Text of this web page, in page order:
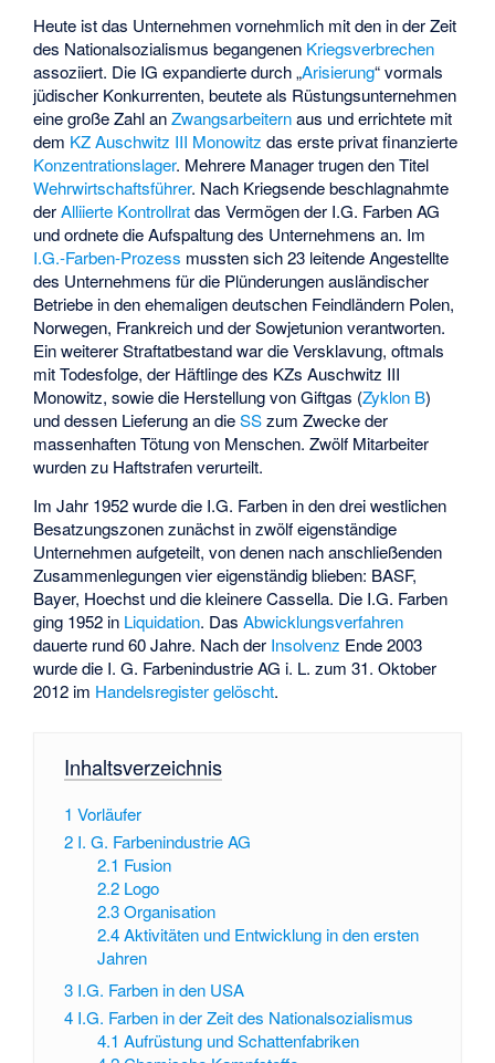
Heute ist das Unternehmen vornehmlich mit den in der Zeit
des Nationalsozialismus begangenen Kriegsverbrechen
assoziiert. Die IG expandierte durch „Arisierung“ vormals
jüdischer Konkurrenten, beutete als Rüstungsunternehmen
eine große Zahl anZwangsarbeiternaus und errichtete mit
dem KZ Auschwitz III Monowitz das erste privat finanzierte
Konzentrationslager. Mehrere Manager trugen den Titel
Wehrwirtschaftsführer. Nach Kriegsende beschlagnahmte
derAlliierte Kontrollratdas Vermögen der I.G. Farben AG
und ordnete die Aufspaltung des Unternehmens an. Im
I.G.-Farben-Prozess mussten sich 23 leitende Angestellte
des Unternehmens für die Plünderungen ausländischer
Betriebe in den ehemaligen deutschen Feindländern Polen,
Norwegen, Frankreich und der Sowjetunion verantworten.
Ein weiterer Straftatbestand war die Versklavung, oftmals
mit Todesfolge, der Häftlinge des KZs Auschwitz III
Monowitz, sowie die Herstellung von Giftgas (Zyklon B)
und dessen Lieferung an dieSSzum Zwecke der
massenhaften Tötung von Menschen. Zwölf Mitarbeiter
wurden zu Haftstrafen verurteilt.
Im Jahr 1952 wurde die I.G. Farben in den drei westlichen
Besatzungszonen zunächst in zwölf eigenständige
Unternehmen aufgeteilt, von denen nach anschließenden
Zusammenlegungen vier eigenständig blieben: BASF,
Bayer, Hoechst und die kleinere Cassella. Die I.G. Farben
ging 1952 in Liquidation. DasAbwicklungsverfahren
dauerte rund 60 Jahre. Nach der Insolvenz Ende 2003
wurde die I. G. Farbenindustrie AG i. L. zum 31. Oktober
2012 im Handelsregister gelöscht.
Inhaltsverzeichnis
1 Vorläufer
2 I. G. Farbenindustrie AG
2.1 Fusion
2.2 Logo
2.3 Organisation
2.4 Aktivitäten und Entwicklung in den ersten
Jahren
3 I.G. Farben in den USA
4 I.G. Farben in der Zeit des Nationalsozialismus
4.1 Aufrüstung und Schattenfabriken